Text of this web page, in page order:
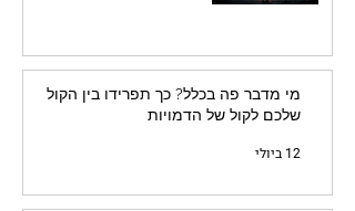
מי מדבר פה בכלל? כך תפרידו בין הקול
שלכם לקול של הדמויות
12 ביולי